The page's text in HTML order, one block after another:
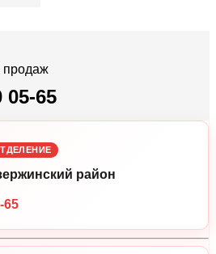
продаж
05-65
район
65